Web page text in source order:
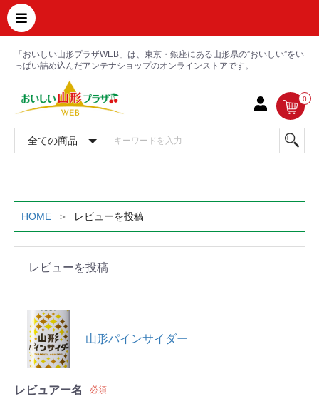
「おいしい山形プラザWEB」は、東京・銀座にある山形県の”おいしい”をい
っぱい詰め込んだアンテナショップのオンラインストアです。
0
HOME レビューを投稿
レビューを投稿
山形パインサイダー
レビュアー名 必須